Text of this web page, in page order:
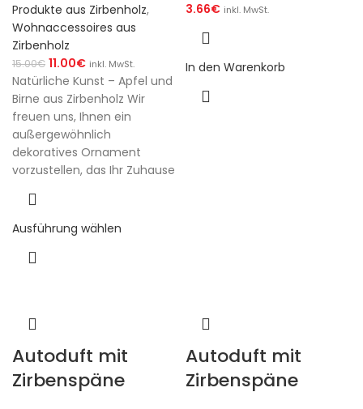
Produkte aus Zirbenholz,
Wohnaccessoires aus
Zirbenholz
15.00€ 11.00€ inkl. MwSt.
Natürliche Kunst – Apfel und
Birne aus Zirbenholz Wir
freuen uns, Ihnen ein
außergewöhnlich
dekoratives Ornament
vorzustellen, das Ihr Zuhause
Ausführung wählen
3.66€ inkl. MwSt.
In den Warenkorb
Autoduft mit
Zirbenspäne
Autoduft mit
Zirbenspäne